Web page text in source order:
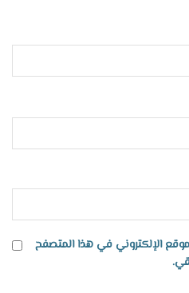
الإلكتروني في هذا المتصفح